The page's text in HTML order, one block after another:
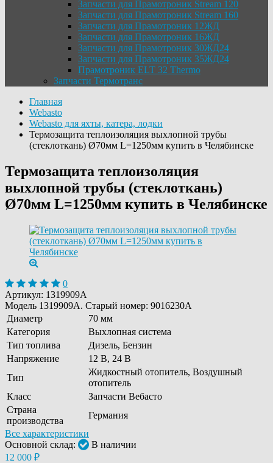
Запчасти для Прамотроник Stream 120
Запчасти для Прамотроник Stream 160
Запчасти для Прамотроник 12ЖД
Запчасти для Прамотроник 16ЖД
Запчасти для Прамотроник 30ЖД24
Запчасти для Прамотроник 35ЖД24
Прамотроник ELT 32 Thermo
Запчасти Термотранс
Главная
Webasto
Webasto для яхты, катера, лодки
Термозащита теплоизоляция выхлопной трубы
(стеклоткань) Ø70мм L=1250мм купить в Челябинске
Термозащита теплоизоляция
выхлопной трубы (стеклоткань)
Ø70мм L=1250мм купить в Челябинске
0
Артикул: 1319909A
Модель 1319909A. Старый номер: 9016230A
Диаметр
70 мм
Категория
Выхлопная система
Тип топлива
Дизель, Бензин
Напряжение
12 В, 24 В
Тип
Жидкостный отопитель, Воздушный
отопитель
Класс
Запчасти Вебасто
Страна
производства
Германия
Все характеристики
Основной склад:
В наличии
12 000 ₽